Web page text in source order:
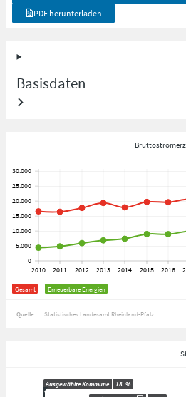
PDF herunterladen
Basisdaten
Gesamt Erneuerbare Energien
Quelle: Statistisches Landesamt Rheinland-Pfalz
Ausgewählte Kommune 18 %